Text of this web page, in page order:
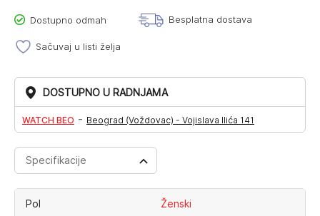
Dostupno odmah Besplatna dostava
Sačuvaj u listi želja
DOSTUPNO U RADNJAMA
WATCH BEO - Beograd (Voždovac) - Vojislava Ilića 141
Specifikacije
Pol Ženski